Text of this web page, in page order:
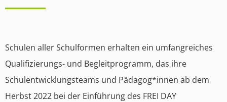
Schulen aller Schulformen erhalten ein umfangreiches
Qualifizierungs- und Begleitprogramm, das ihre
Schulentwicklungsteams und Pädagog*innen ab dem
Herbst 2022 bei der Einführung des FREI DAY